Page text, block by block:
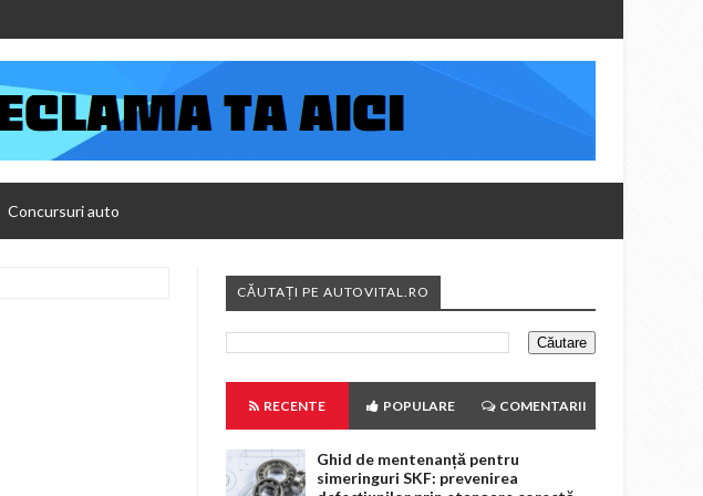
Concursuri auto
CĂUTAȚI PE AUTOVITAL.RO
RECENTE POPULARE COMENTARII
Ghid de mentenanță pentru
simeringuri SKF: prevenirea